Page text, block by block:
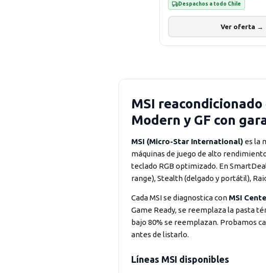
Despachos a todo Chile
Ver oferta →
MSI
Modern y GF con
MSI (Micro-Star International) es la
máquinas de juego de alto
teclado RGB optimizado. En
range), Stealth (delgado y portátil),
Cada MSI se diagnostica con MSI
Game Ready, se reemplaza la pasta
bajo 80% se reemplazan. Probamos
antes de listarlo.
Líneas MSI disponibles